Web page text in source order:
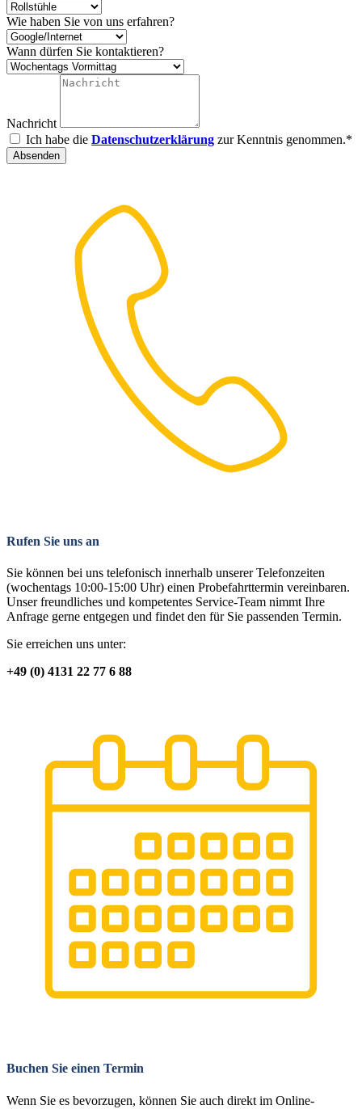
Wie haben Sie von uns erfahren?
Wann dürfen Sie kontaktieren?
Nachricht
Ich habe die Datenschutzerklärung zur Kenntnis genommen.*
Absenden
Rufen Sie uns an
Sie können bei uns telefonisch innerhalb unserer Telefonzeiten
(wochentags 10:00-15:00 Uhr) einen Probefahrttermin vereinbaren.
Unser freundliches und kompetentes Service-Team nimmt Ihre
Anfrage gerne entgegen und findet den für Sie passenden Termin.
Sie erreichen uns unter:
+49 (0) 4131 22 77 6 88
Buchen Sie einen Termin
Wenn Sie es bevorzugen, können Sie auch direkt im Online-